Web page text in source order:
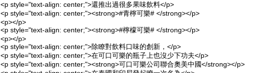
<p style="text-align: center;">還推出過很多果味飲料</p>
<p style="text-align: center;"><strong>#青檸可樂# </strong></p>
<p></p>
<p style="text-align: center;"><strong>#檸檬可樂# </strong></p>
<p></p>
<p style="text-align: center;">除瞭對飲料口味的創新，</p>
<p style="text-align: center;">在可口可樂的瓶子上也沒少下功夫</p>
<p style="text-align: center;"><strong>可口可樂公司聯合奧美中國</strong></p>